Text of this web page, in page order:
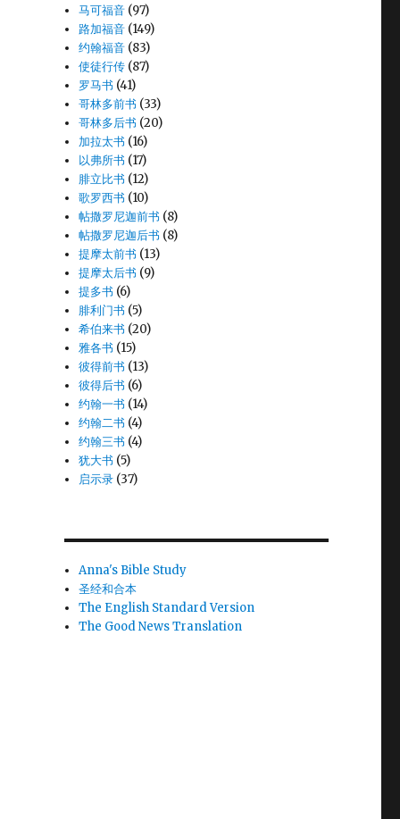
马可福音 (97)
路加福音 (149)
约翰福音 (83)
使徒行传 (87)
罗马书 (41)
哥林多前书 (33)
哥林多后书 (20)
加拉太书 (16)
以弗所书 (17)
腓立比书 (12)
歌罗西书 (10)
帖撒罗尼迦前书 (8)
帖撒罗尼迦后书 (8)
提摩太前书 (13)
提摩太后书 (9)
提多书 (6)
腓利门书 (5)
希伯来书 (20)
雅各书 (15)
彼得前书 (13)
彼得后书 (6)
约翰一书 (14)
约翰二书 (4)
约翰三书 (4)
犹大书 (5)
启示录 (37)
Anna's Bible Study
圣经和合本
The English Standard Version
The Good News Translation